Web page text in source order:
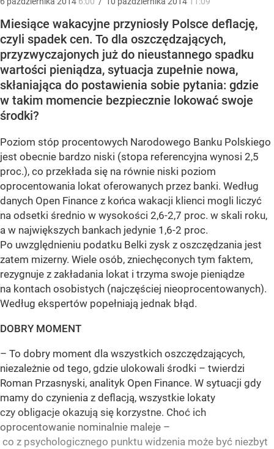
Miesiące wakacyjne przyniosły Polsce deflację,
czyli spadek cen. To dla oszczędzających,
przyzwyczajonych już do nieustannego spadku
wartości pieniądza, sytuacja zupełnie nowa,
skłaniająca do postawienia sobie pytania: gdzie
w takim momencie bezpiecznie lokować swoje
środki?
Poziom stóp procentowych Narodowego Banku Polskiego
jest obecnie bardzo niski (stopa referencyjna wynosi 2,5
proc.), co przekłada się na równie niski poziom
oprocentowania lokat oferowanych przez banki. Według
danych Open Finance z końca wakacji klienci mogli liczyć
na odsetki średnio w wysokości 2,6-2,7 proc. w skali roku,
a w największych bankach jedynie 1,6-2 proc.
Po uwzględnieniu podatku Belki zysk z oszczędzania jest
zatem mizerny. Wiele osób, zniechęconych tym faktem,
rezygnuje z zakładania lokat i trzyma swoje pieniądze
na kontach osobistych (najczęściej nieoprocentowanych).
Według ekspertów popełniają jednak błąd.
DOBRY MOMENT
– To dobry moment dla wszystkich oszczędzających,
niezależnie od tego, gdzie ulokowali środki – twierdzi
Roman Przasnyski, analityk Open Finance. W sytuacji gdy
mamy do czynienia z deflacją, wszystkie lokaty
czy obligacje okazują się korzystne. Choć ich
oprocentowanie nominalnie maleje –
co z psychologicznego punktu widzenia może być niezbyt